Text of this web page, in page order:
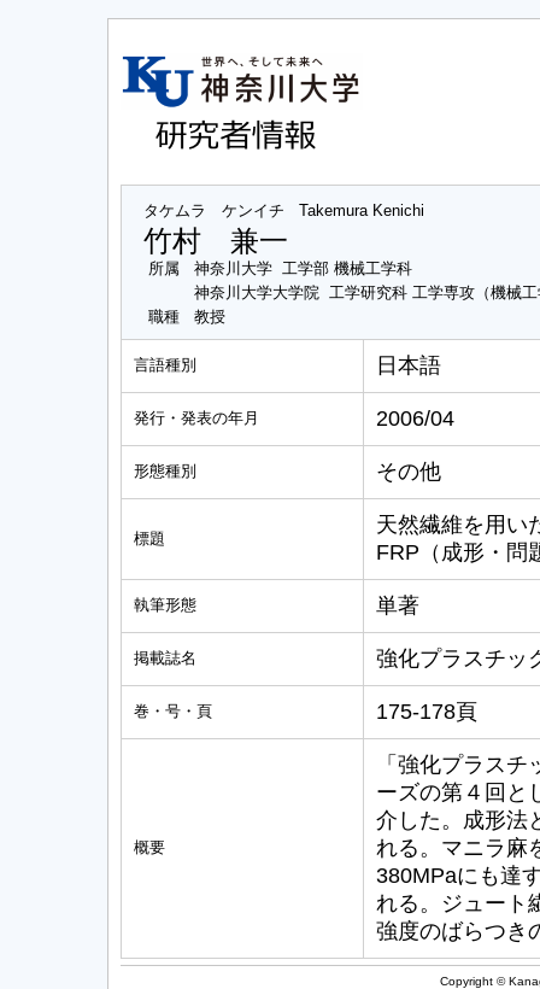
タケムラ ケンイチ Takemura Kenichi
竹村 兼一
所属
神奈川大学 工学部 機械工学科
神奈川大学大学院 工学研究科 工学専攻（機械
職種
教授
言語種別 日本語
発行・発表の年月 2006/04
形態種別 その他
標題
天然繊維を用い
FRP（成形・問
執筆形態 単著
掲載誌名 強化プラスチッ
巻・号・頁 175-178頁
概要
「強化プラス
ーズの第４回と
介した。成形法
れる。マニラ麻
380MPaにも達
れる。ジュート
強度のばらつき
Copyright ©